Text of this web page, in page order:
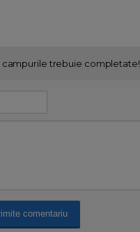
campurile trebuie completate!